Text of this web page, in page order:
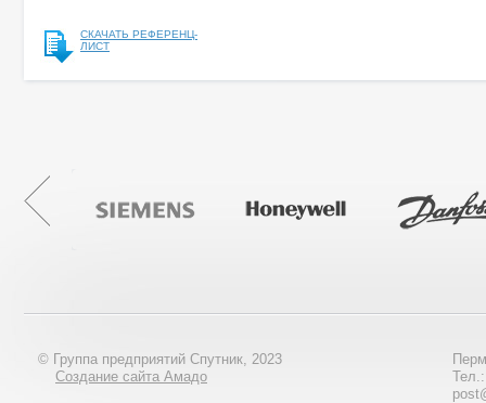
СКАЧАТЬ РЕФЕРЕНЦ-
ЛИСТ
© Группа предприятий Спутник, 2023
Создание сайта Амадо